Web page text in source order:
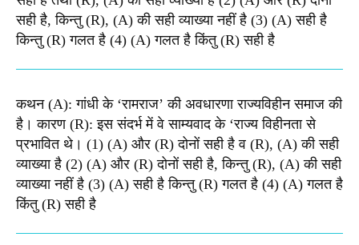
सही है, किन्तु (R), (A) की सही व्याख्या नहीं है (3) (A) सही है
किन्तु (R) गलत है (4) (A) गलत है किंतु (R) सही है
कथन (A): गांधी के ‘रामराज’ की अवधारणा राज्यविहीन समाज की
है। कारण (R): इस संदर्भ में वे साम्यवाद के ‘राज्य विहीनता से
प्रभावित थे। (1) (A) और (R) दोनों सही है व (R), (A) की सही
व्याख्या है (2) (A) और (R) दोनों सही है, किन्तु (R), (A) की सही
व्याख्या नहीं है (3) (A) सही है किन्तु (R) गलत है (4) (A) गलत है
किंतु (R) सही है